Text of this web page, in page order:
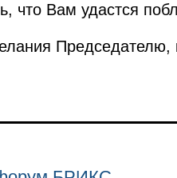
что Вам удастся
Председателю,